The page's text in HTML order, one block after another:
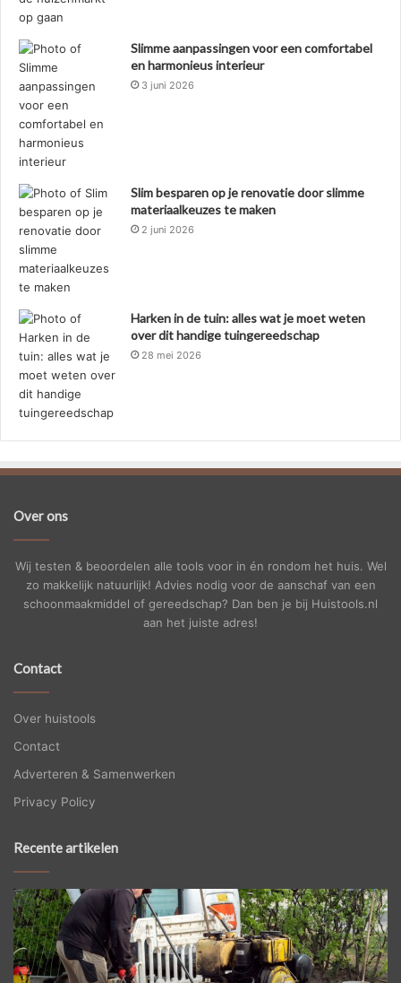
Slimme aanpassingen voor een comfortabel
en harmonieus interieur
3 juni 2026
Slim besparen op je renovatie door slimme
materiaalkeuzes te maken
2 juni 2026
Harken in de tuin: alles wat je moet weten
over dit handige tuingereedschap
28 mei 2026
Over ons
Wij testen & beoordelen alle tools voor in én rondom het huis. Wel
zo makkelijk natuurlijk! Advies nodig voor de aanschaf van een
schoonmaakmiddel of gereedschap? Dan ben je bij Huistools.nl
aan het juiste adres!
Contact
Over huistools
Contact
Adverteren & Samenwerken
Privacy Policy
Recente artikelen
Betonvloer
vlinderen:
laat
het
over
zo